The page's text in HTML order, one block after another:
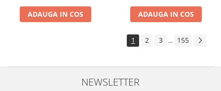
ADAUGA IN COS ADAUGA IN COS
1 2 3 ... 155
NEWSLETTER